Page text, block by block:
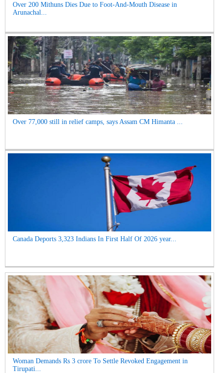
Over 200 Mithuns Dies Due to Foot-And-Mouth Disease in
Arunachal...
Over 77,000 still in relief camps, says Assam CM Himanta ...
Canada Deports 3,323 Indians In First Half Of 2026 year...
Woman Demands Rs 3 crore To Settle Revoked Engagement in
Tirupati...